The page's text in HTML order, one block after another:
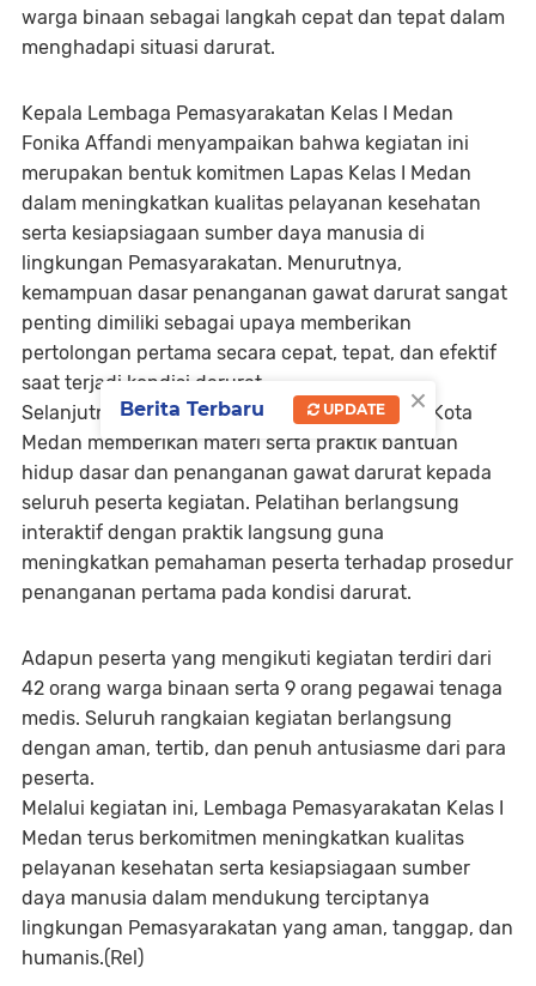
warga binaan sebagai langkah cepat dan tepat dalam
menghadapi situasi darurat.
Kepala Lembaga Pemasyarakatan Kelas I Medan
Fonika Affandi menyampaikan bahwa kegiatan ini
merupakan bentuk komitmen Lapas Kelas I Medan
dalam meningkatkan kualitas pelayanan kesehatan
serta kesiapsiagaan sumber daya manusia di
lingkungan Pemasyarakatan. Menurutnya,
kemampuan dasar penanganan gawat darurat sangat
penting dimiliki sebagai upaya memberikan
pertolongan pertama secara cepat, tepat, dan efektif
saat terjadi kondisi darurat.
Selanjutnya, tim dari Palang Merah Indonesia Kota
Medan memberikan materi serta praktik bantuan
hidup dasar dan penanganan gawat darurat kepada
seluruh peserta kegiatan. Pelatihan berlangsung
interaktif dengan praktik langsung guna
meningkatkan pemahaman peserta terhadap prosedur
penanganan pertama pada kondisi darurat.
Adapun peserta yang mengikuti kegiatan terdiri dari
42 orang warga binaan serta 9 orang pegawai tenaga
medis. Seluruh rangkaian kegiatan berlangsung
dengan aman, tertib, dan penuh antusiasme dari para
peserta.
Melalui kegiatan ini, Lembaga Pemasyarakatan Kelas I
Medan terus berkomitmen meningkatkan kualitas
pelayanan kesehatan serta kesiapsiagaan sumber
daya manusia dalam mendukung terciptanya
lingkungan Pemasyarakatan yang aman, tanggap, dan
humanis.(Rel)
×
Berita Terbaru UPDATE